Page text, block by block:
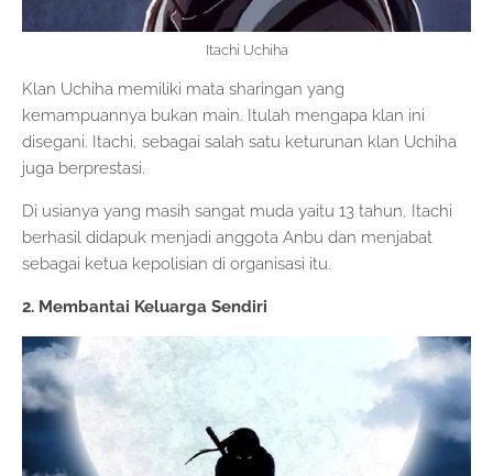
Itachi Uchiha
Klan Uchiha memiliki mata sharingan yang
kemampuannya bukan main. Itulah mengapa klan ini
disegani. Itachi, sebagai salah satu keturunan klan Uchiha
juga berprestasi.
Di usianya yang masih sangat muda yaitu 13 tahun, Itachi
berhasil didapuk menjadi anggota Anbu dan menjabat
sebagai ketua kepolisian di organisasi itu.
2. Membantai Keluarga Sendiri